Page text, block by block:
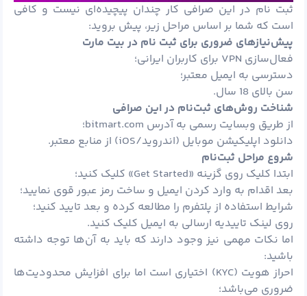
ثبت‌ نام در این صرافی کار چندان پیچیده‌ای نیست و کافی
است که شما بر اساس مراحل زیر‌، پیش بروید:
پیش‌نیازهای ضروری برای ثبت نام در بیت مارت
فعال‌سازی VPN برای کاربران ایرانی؛
دسترسی به ایمیل معتبر؛
سن بالای 18 سال.
شناخت روش‌های ثبت‌نام در این صرافی
از طریق وبسایت رسمی به آدرس bitmart.com؛
دانلود اپلیکیشن موبایل (اندروید/iOS) از منابع معتبر.
شروع مراحل ثبت‌نام
ابتدا کلیک روی گزینه «Get Started» کلیک کنید؛
بعد اقدام به وارد کردن ایمیل و ساخت رمز عبور قوی نمایید؛
شرایط استفاده از پلتفرم را مطالعه کرده و بعد تایید کنید؛
روی لینک تاییدیه ارسالی به ایمیل کلیک کنید.
اما نکات مهمی نیز وجود دارند که باید به آن‌ها توجه داشته
باشید:
احراز هویت (KYC) اختیاری است اما برای افزایش محدودیت‌ها
ضروری می‌باشد؛